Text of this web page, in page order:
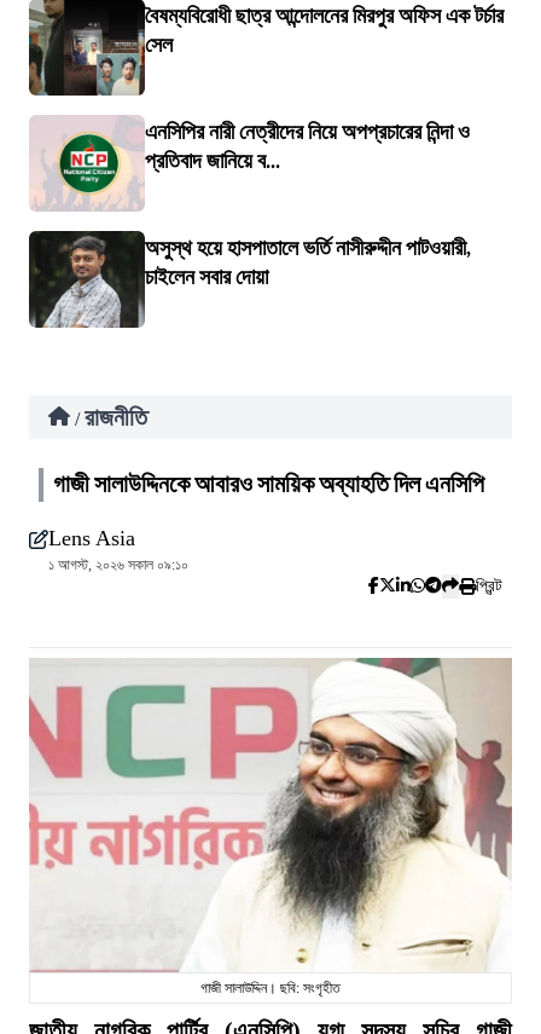
বৈষম্যবিরোধী ছাত্র আন্দোলনের মিরপুর অফিস এক টর্চার
সেল
এনসিপির নারী নেত্রীদের নিয়ে অপপ্রচারের নিন্দা ও
প্রতিবাদ জানিয়ে ব...
অসুস্থ হয়ে হাসপাতালে ভর্তি নাসীরুদ্দীন পাটওয়ারী,
চাইলেন সবার দোয়া
/ রাজনীতি
গাজী সালাউদ্দিনকে আবারও সাময়িক অব্যাহতি দিল এনসিপি
Lens Asia
১ আগস্ট, ২০২৬ সকাল ০৯:১০
প্রিন্ট
গাজী সালাউদ্দিন। ছবি: সংগৃহীত